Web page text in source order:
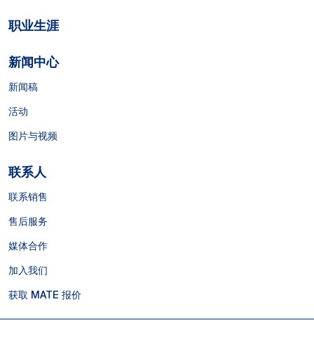
职业生涯
新闻中心
新闻稿
活动
图片与视频
联系人
联系销售
售后服务
媒体合作
加入我们
获取 MATE 报价